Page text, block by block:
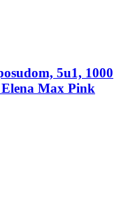
5u1, 1000
Max Pink